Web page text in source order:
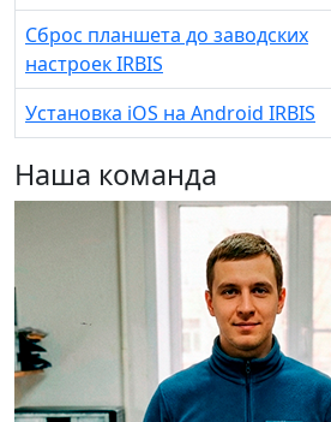
Сброс планшета до заводских
настроек IRBIS
Установка iOS на Android IRBIS
Наша команда